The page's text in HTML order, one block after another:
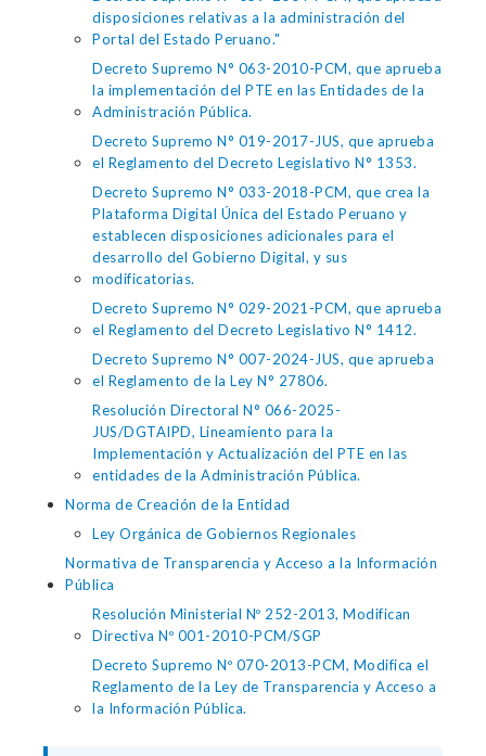
disposiciones relativas a la administración del
Portal del Estado Peruano."
Decreto Supremo N° 063-2010-PCM, que aprueba
la implementación del PTE en las Entidades de la
Administración Pública.
Decreto Supremo N° 019-2017-JUS, que aprueba
el Reglamento del Decreto Legislativo N° 1353.
Decreto Supremo N° 033-2018-PCM, que crea la
Plataforma Digital Única del Estado Peruano y
establecen disposiciones adicionales para el
desarrollo del Gobierno Digital, y sus
modificatorias.
Decreto Supremo N° 029-2021-PCM, que aprueba
el Reglamento del Decreto Legislativo N° 1412.
Decreto Supremo N° 007-2024-JUS, que aprueba
el Reglamento de la Ley N° 27806.
Resolución Directoral N° 066-2025-
JUS/DGTAIPD, Lineamiento para la
Implementación y Actualización del PTE en las
entidades de la Administración Pública.
Norma de Creación de la Entidad
Ley Orgánica de Gobiernos Regionales
Normativa de Transparencia y Acceso a la Información
Pública
Resolución Ministerial Nº 252-2013, Modifican
Directiva Nº 001-2010-PCM/SGP
Decreto Supremo Nº 070-2013-PCM, Modifica el
Reglamento de la Ley de Transparencia y Acceso a
la Información Pública.